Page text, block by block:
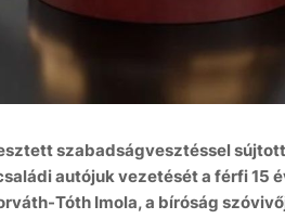
szabadságvesztéssel
autójuk vezetését a férfi 15
Tóth Imola, a bíróság